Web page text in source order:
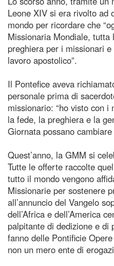
Leone XIV si era rivolto ad
mondo per ricordare che
Missionaria Mondiale, tutta
preghiera per i missionari
lavoro apostolico”.
Il Pontefice aveva
personale prima di
missionario: “ho visto con i
la fede, la preghiera e la
Giornata possano
Quest’anno, la GMM si
Tutte le offerte raccolte
tutto il mondo vengono
Missionarie per sostenere
all’annuncio del Vangelo
dell’Africa e dell’America
palpitante di dedizione e di
fanno delle Pontificie
non un mero ente di